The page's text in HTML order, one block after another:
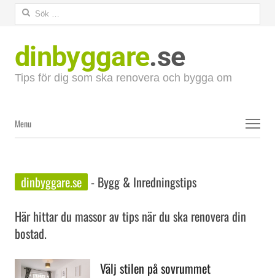
Sök
dinbyggare.se
Tips för dig som ska renovera och bygga om
Menu
Menu
dinbyggare.se - Bygg & Inredningstips
Här hittar du massor av tips när du ska renovera din
bostad.
Välj stilen på sovrummet